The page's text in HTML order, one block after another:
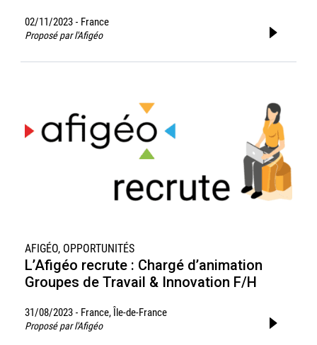
02/11/2023 - France
Proposé par l'Afigéo
AFIGÉO, OPPORTUNITÉS
L’Afigéo recrute : Chargé d’animation
Groupes de Travail & Innovation F/H
31/08/2023 - France, Île-de-France
Proposé par l'Afigéo